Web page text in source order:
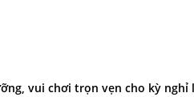
vui chơi trọn vẹn cho kỳ nghỉ